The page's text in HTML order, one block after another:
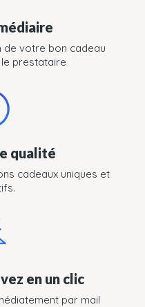
votre bon cadeau
prestataire
qualité
cadeaux uniques et
en un clic
par mail